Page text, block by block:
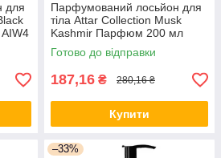
для
Парфумований лосьйон для
тіла Attar Collection Musk
Kashmir Парфюм 200 мл
AIW5
Готово до відправки
187,16 ₴ 280,16 ₴
Купити
–33%